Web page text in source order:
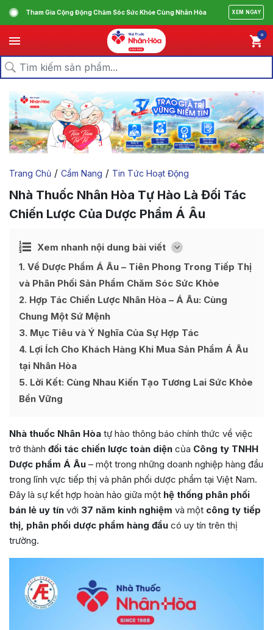
Tham Gia Cộng Động Chăm Sóc Sức Khỏe Cùng Nhân Hòa XEM NGAY
0
Trang Chủ / Cẩm Nang / Tin Tức Hoạt Động
Nhà Thuốc Nhân Hòa Tự Hào Là Đối Tác
Chiến Lược Của Dược Phẩm Á Âu
Xem nhanh nội dung bài viết [
Ẩn
1 Về Dược Phẩm Á Âu – Tiên Phong Trong Tiếp Thị
và Phân Phối Sản Phẩm Chăm Sóc Sức Khỏe
2 Hợp Tác Chiến Lược Nhân Hòa – Á Âu: Cùng
Chung Một Sứ Mệnh
3 Mục Tiêu và Ý Nghĩa Của Sự Hợp Tác
4 Lợi Ích Cho Khách Hàng Khi Mua Sản Phẩm Á Âu
tại Nhân Hòa
5 Lời Kết: Cùng Nhau Kiến Tạo Tương Lai Sức Khỏe
Bền Vững
Nhà thuốc Nhân Hòa tự hào thông báo chính thức về việc
trở thành đối tác chiến lược toàn diện của Công ty TNHH
Dược phẩm Á Âu – một trong những doanh nghiệp hàng đầu
trong lĩnh vực tiếp thị và phân phối dược phẩm tại Việt Nam.
Đây là sự kết hợp hoàn hảo giữa một hệ thống phân phối
bán lẻ uy tín với 37 năm kinh nghiệm và một công ty tiếp
thị, phân phối dược phẩm hàng đầu có uy tín trên thị
trường.